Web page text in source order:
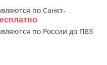
по Санкт-
по России до ПВЗ